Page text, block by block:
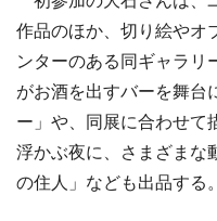
作品のほか、切り絵やオ
ンターのある同ギャラリ
がお酒を出すバーを舞台
ー」や、同展に合わせて
浮かぶ夜に、さまざまな
の住人」なども出品する。